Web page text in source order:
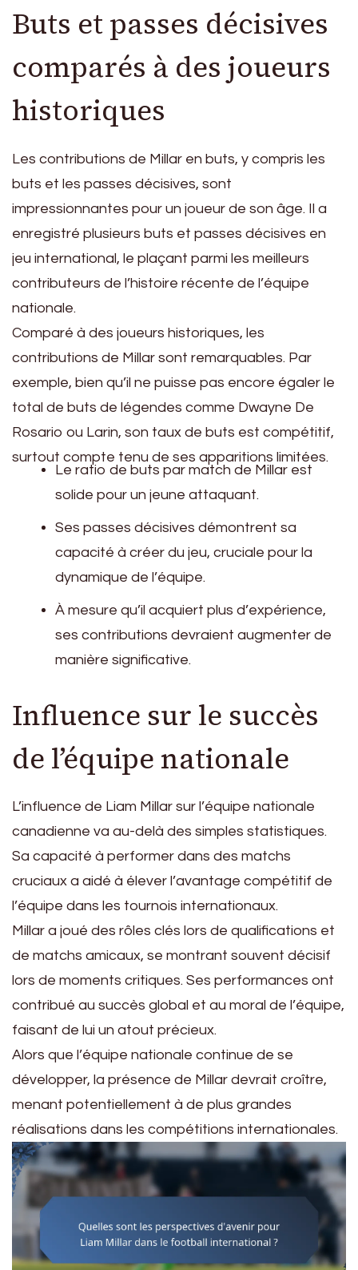
Buts et passes décisives
comparés à des joueurs
historiques
Les contributions de Millar en buts, y compris les
buts et les passes décisives, sont
impressionnantes pour un joueur de son âge. Il a
enregistré plusieurs buts et passes décisives en
jeu international, le plaçant parmi les meilleurs
contributeurs de l’histoire récente de l’équipe
nationale.
Comparé à des joueurs historiques, les
contributions de Millar sont remarquables. Par
exemple, bien qu’il ne puisse pas encore égaler le
total de buts de légendes comme Dwayne De
Rosario ou Larin, son taux de buts est compétitif,
surtout compte tenu de ses apparitions limitées.
Le ratio de buts par match de Millar est
solide pour un jeune attaquant.
Ses passes décisives démontrent sa
capacité à créer du jeu, cruciale pour la
dynamique de l’équipe.
À mesure qu’il acquiert plus d’expérience,
ses contributions devraient augmenter de
manière significative.
Influence sur le succès
de l’équipe nationale
L’influence de Liam Millar sur l’équipe nationale
canadienne va au-delà des simples statistiques.
Sa capacité à performer dans des matchs
cruciaux a aidé à élever l’avantage compétitif de
l’équipe dans les tournois internationaux.
Millar a joué des rôles clés lors de qualifications et
de matchs amicaux, se montrant souvent décisif
lors de moments critiques. Ses performances ont
contribué au succès global et au moral de l’équipe,
faisant de lui un atout précieux.
Alors que l’équipe nationale continue de se
développer, la présence de Millar devrait croître,
menant potentiellement à de plus grandes
réalisations dans les compétitions internationales.